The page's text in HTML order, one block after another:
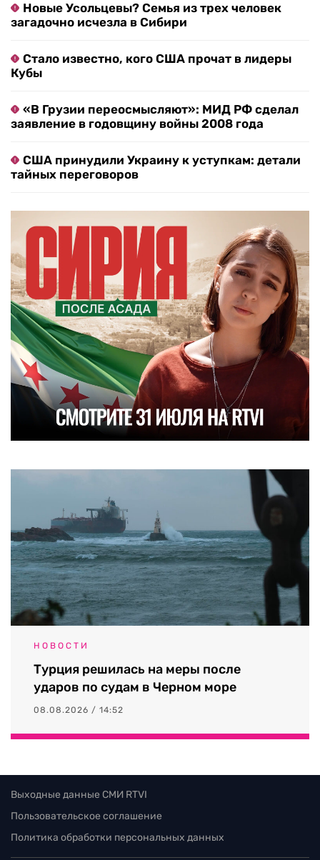
Новые Усольцевы? Семья из трех человек
загадочно исчезла в Сибири
Стало известно, кого США прочат в лидеры
Кубы
«В Грузии переосмысляют»: МИД РФ сделал
заявление в годовщину войны 2008 года
США принудили Украину к уступкам: детали
тайных переговоров
НОВОСТИ
Турция решилась на меры после
ударов по судам в Черном море
08.08.2026 / 14:52
Выходные данные СМИ RTVI
Пользовательское соглашение
Политика обработки персональных данных